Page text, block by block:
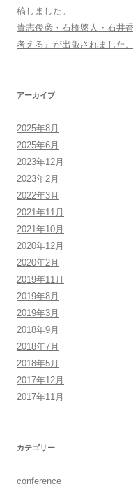
稿しました。
貴志俊彦・石橋悠人・石井
考える』が出版されました。
アーカイブ
2025年8月
2025年6月
2023年12月
2023年2月
2022年3月
2021年11月
2021年10月
2020年12月
2020年2月
2019年11月
2019年8月
2019年3月
2018年9月
2018年7月
2018年5月
2017年12月
2017年11月
カテゴリー
conference